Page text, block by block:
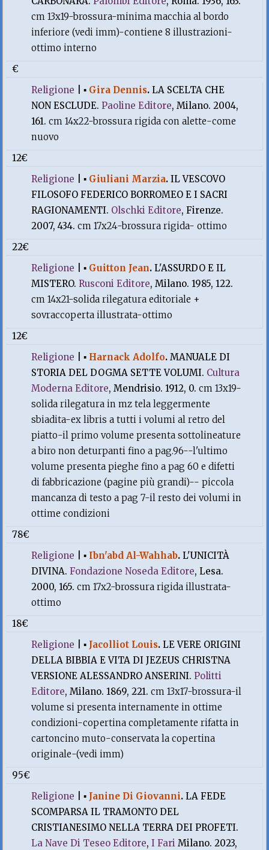
cm 13x19-brossura-minima macchia al bordo
inferiore (vedi imm)-contiene 8 illustrazioni-
ottimo interno
€
Religione |▪ Gira Dennis.LA SCELTA CHE
NON ESCLUDE.Paoline Editore, Milano. 2004,
161.cm 14x22-brossura rigida con alette-come
nuovo
12€
Religione |▪ Giuliani Marzia.IL VESCOVO
FILOSOFO FEDERICO BORROMEO E I SACRI
RAGIONAMENTI. Olschki Editore, Firenze.
2007, 434.cm 17x24-brossura rigida- ottimo
22€
Religione |▪ Guitton Jean.L'ASSURDO E IL
MISTERO.Rusconi Editore, Milano. 1985, 122.
cm 14x21-solida rilegatura editoriale +
sovraccoperta illustrata-ottimo
12€
Religione |▪ Harnack Adolfo.MANUALE DI
STORIA DEL DOGMA SETTE VOLUMI. Cultura
Moderna Editore, Mendrisio. 1912, 0.cm 13x19-
solida rilegatura in mz tela leggermente
sbiadita-ex libris a tutti i volumi al retro del
piatto-il primo volume presenta sottolineature
a biro non deturpanti fino a pag.96--l'ultimo
volume presenta pieghe fino a pag 60 e difetti
di fabbricazione (pagine più grandi)-- piccola
mancanza di testo a pag 7-il resto dei volumi in
ottime condizioni
78€
Religione |▪ Ibn'abd Al-Wahhab.L'UNICITÀ
DIVINA.Fondazione Noseda Editore, Lesa.
2000, 165.cm 17x2-brossura rigida illustrata-
ottimo
18€
Religione |▪ Jacolliot Louis.LE VERE ORIGINI
DELLA BIBBIA E VITA DI JEZEUS CHRISTNA
VERSIONE ALESSANDRO ANSERINI.Politti
Editore, Milano. 1869, 221.cm 13x17-brossura-il
volume si presenta internamente in ottime
condizioni-copertina completamente rifatta in
cartoncino muto-conservata la copertina
originale-(vedi imm)
95€
Religione |▪ Janine Di Giovanni.LA FEDE
SCOMPARSA IL TRAMONTO DEL
CRISTIANESIMO NELLA TERRA DEI PROFETI.
La Nave Di Teseo Editore,I Fari Milano. 2023,